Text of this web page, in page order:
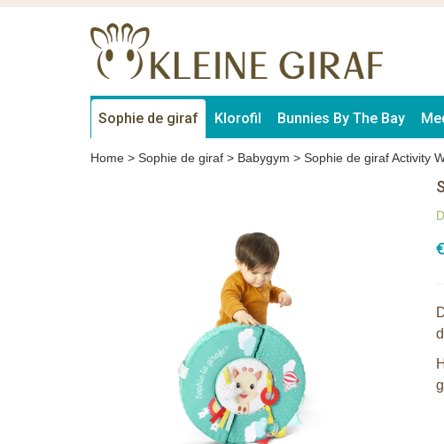
Sophie de giraf Klorofil Bunnies By The Bay
Home > Sophie de giraf > Babygym > Sophie de giraf Activity